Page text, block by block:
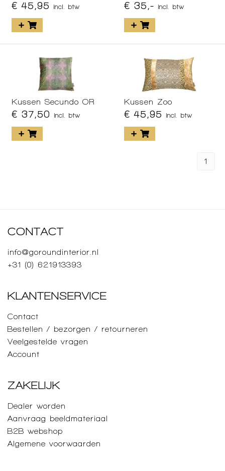
€ 45,95 incl. btw € 35,- incl. btw
Kussen Secundo OR
€ 37,50 incl. btw
Kussen Zoo
€ 45,95 incl. btw
1
CONTACT
info@goroundinterior.nl
+31 (0) 621913393
KLANTENSERVICE
Contact
Bestellen / bezorgen / retourneren
Veelgestelde vragen
Account
ZAKELIJK
Dealer worden
Aanvraag beeldmateriaal
B2B webshop
Algemene voorwaarden